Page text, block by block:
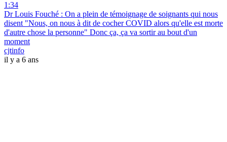
1:34
Dr Louis Fouché : On a plein de témoignage de soignants qui nous
disent "Nous, on nous à dit de cocher COVID alors qu'elle est morte
d'autre chose la personne" Donc ça, ça va sortir au bout d'un
moment
cjtinfo
il y a 6 ans